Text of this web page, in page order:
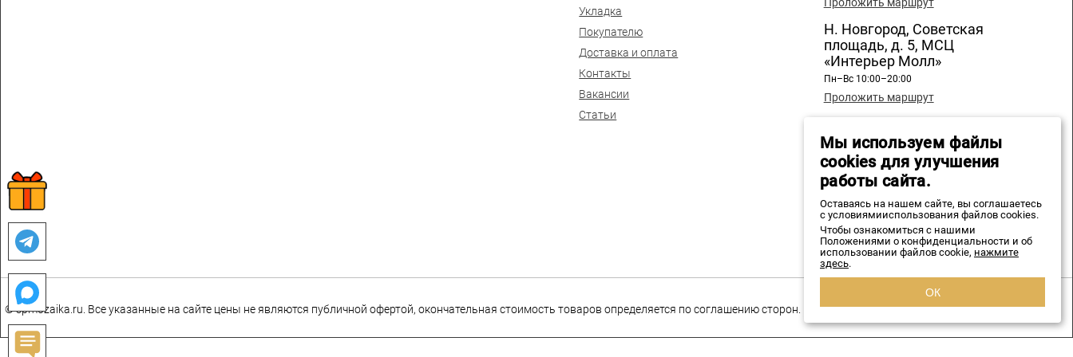
Укладка
Покупателю
Доставка и оплата
Контакты
Вакансии
Статьи
Проложить маршрут
Н. Новгород, Советская
площадь, д. 5, МСЦ
«Интерьер Молл»
Пн–Вс 10:00–20:00
Проложить маршрут
13, СЦ «Бекетов»
Пн–Вс 10:00–20:00
Проложить маршрут
+7 960 196 89 20
spmozaika@mail.ru
© spmozaika.ru. Все указанные на сайте цены не являются публичной офертой, окончательная стоимость товаров определяется по соглашению сторон.
Мы используем файлы
cookies для улучшения
работы сайта.
Оставаясь на нашем сайте, вы соглашаетесь
с условиямииспользования файлов cookies.
Чтобы ознакомиться с нашими
Положениями о конфиденциальности и об
использовании файлов cookie, нажмите
здесь.
ОК